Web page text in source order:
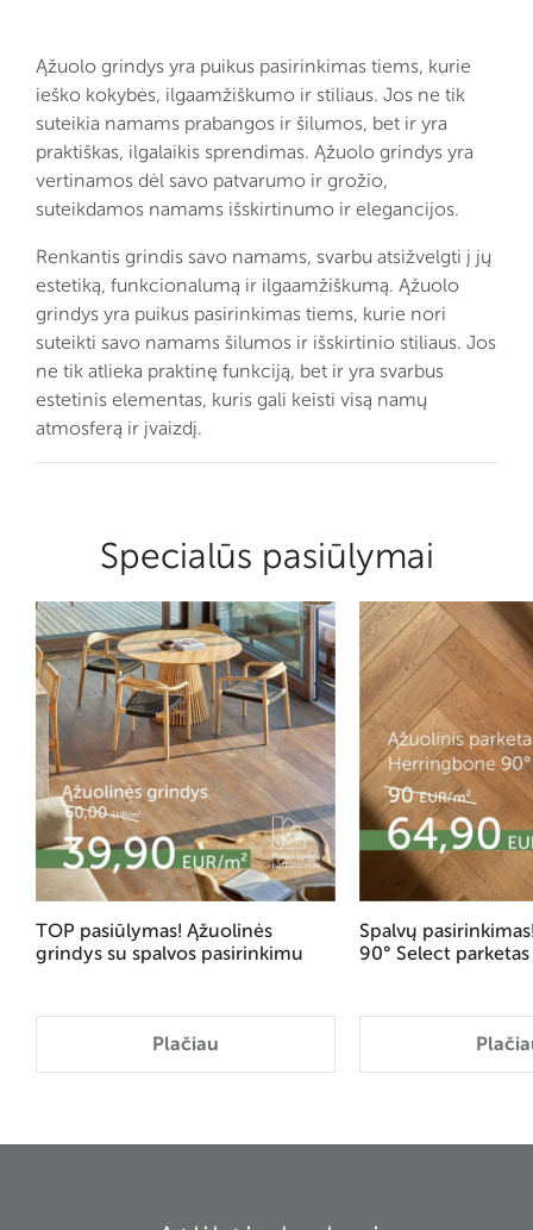
Ąžuolo grindys yra puikus pasirinkimas tiems, kurie
ieško kokybės, ilgaamžiškumo ir stiliaus. Jos ne tik
suteikia namams prabangos ir šilumos, bet ir yra
praktiškas, ilgalaikis sprendimas. Ąžuolo grindys yra
vertinamos dėl savo patvarumo ir grožio,
suteikdamos namams išskirtinumo ir elegancijos.
Renkantis grindis savo namams, svarbu atsižvelgti į jų
estetiką, funkcionalumą ir ilgaamžiškumą. Ąžuolo
grindys yra puikus pasirinkimas tiems, kurie nori
suteikti savo namams šilumos ir išskirtinio stiliaus. Jos
ne tik atlieka praktinę funkciją, bet ir yra svarbus
estetinis elementas, kuris gali keisti visą namų
atmosferą ir įvaizdį.
Specialūs pasiūlymai
TOP pasiūlymas! Ąžuolinės
grindys su spalvos pasirinkimu
Plačiau
Spalvų
90° Select parketas